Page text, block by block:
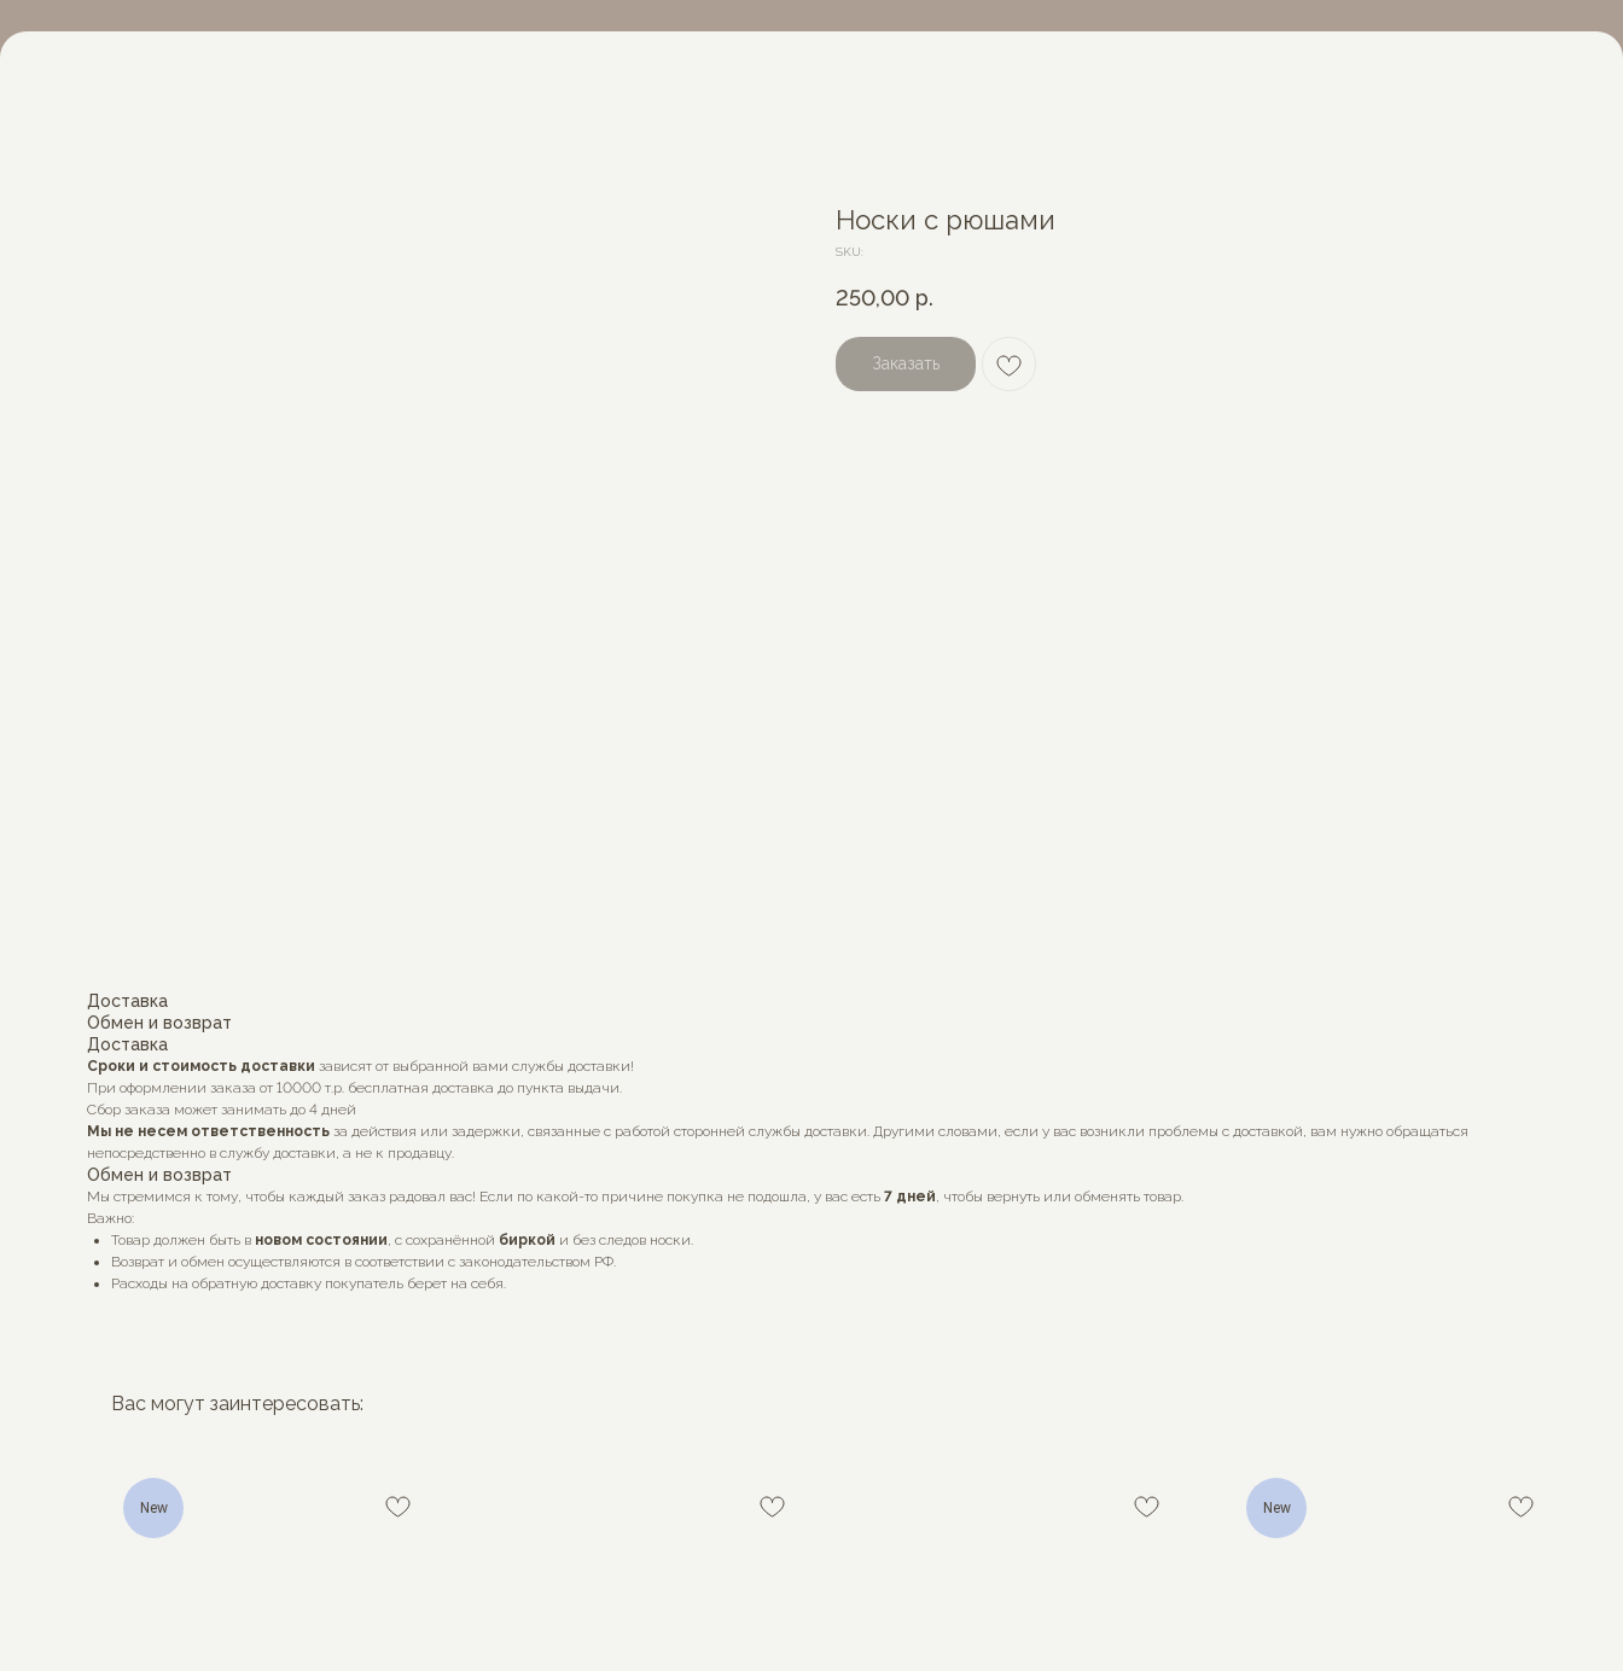
Носки с рюшами
SKU:
250,00 р.
Заказать
Доставка
Обмен и возврат
Доставка
Сроки и стоимость доставки зависят от выбранной вами службы доставки!
При оформлении заказа от 10000 т.р. бесплатная доставка до пункта выдачи.
Сбор заказа может занимать до 4 дней
Мы не несем ответственность за действия или задержки, связанные с работой сторонней службы доставки. Другими словами, если у вас возникли проблемы с доставкой, вам нужно обращаться
непосредственно в службу доставки, а не к продавцу.
Обмен и возврат
Мы стремимся к тому, чтобы каждый заказ радовал вас! Если по какой-то причине покупка не подошла, у вас есть 7 дней, чтобы вернуть или обменять товар.
Важно:
Товар должен быть в новом состоянии, с сохранённой биркой и без следов носки.
Возврат и обмен осуществляются в соответствии с законодательством РФ.
Расходы на обратную доставку покупатель берет на себя.
Вас могут заинтересовать:
New New